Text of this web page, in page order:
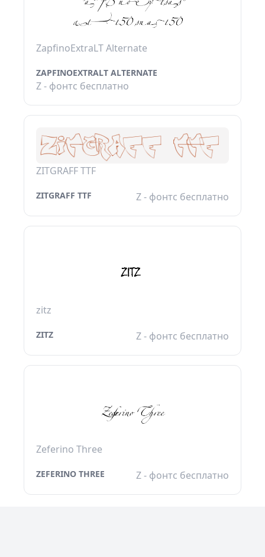
ZapfinoExtraLT Alternate
ZAPFINOEXTRALT ALTERNATE
Z - фонтс бесплатно
ZITGRAFF TTF
ZITGRAFF TTF Z - фонтс бесплатно
zitz
ZITZ Z - фонтс бесплатно
Zeferino Three
ZEFERINO THREE Z - фонтс бесплатно